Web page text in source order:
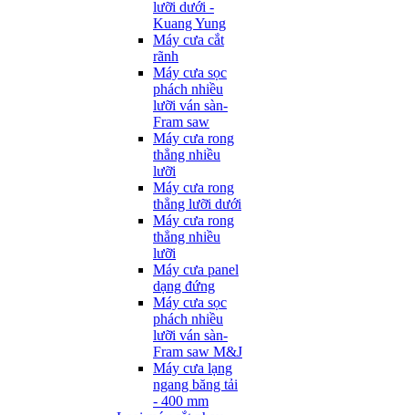
lưỡi dưới -
Kuang Yung
Máy cưa cắt
rãnh
Máy cưa sọc
phách nhiều
lưỡi ván sàn-
Fram saw
Máy cưa rong
thẳng nhiều
lưỡi
Máy cưa rong
thẳng lưỡi dưới
Máy cưa rong
thẳng nhiều
lưỡi
Máy cưa panel
dạng đứng
Máy cưa sọc
phách nhiều
lưỡi ván sàn-
Fram saw M&J
Máy cưa lạng
ngang băng tải
- 400 mm